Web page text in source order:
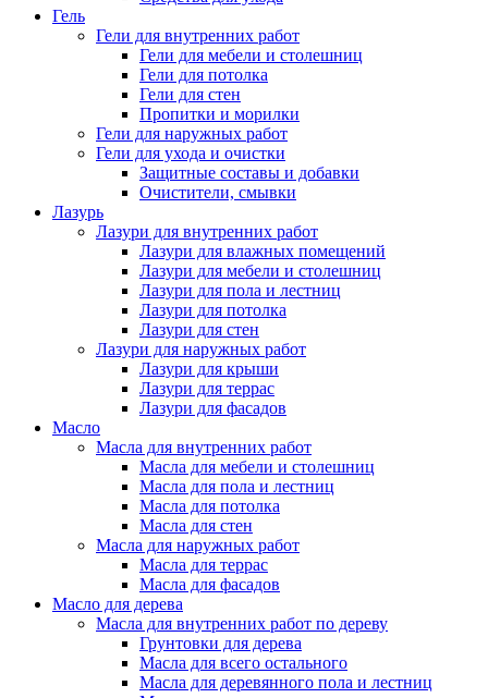
Гель
Гели для внутренних работ
Гели для мебели и столешниц
Гели для потолка
Гели для стен
Пропитки и морилки
Гели для наружных работ
Гели для ухода и очистки
Защитные составы и добавки
Очистители, смывки
Лазурь
Лазури для внутренних работ
Лазури для влажных помещений
Лазури для мебели и столешниц
Лазури для пола и лестниц
Лазури для потолка
Лазури для стен
Лазури для наружных работ
Лазури для крыши
Лазури для террас
Лазури для фасадов
Масло
Масла для внутренних работ
Масла для мебели и столешниц
Масла для пола и лестниц
Масла для потолка
Масла для стен
Масла для наружных работ
Масла для террас
Масла для фасадов
Масло для дерева
Масла для внутренних работ по дереву
Грунтовки для дерева
Масла для всего остального
Масла для деревянного пола и лестниц